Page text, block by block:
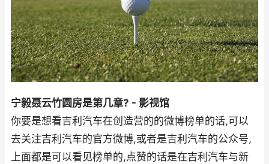
宁毅聂云竹圆房是第几章? - 影视馆
你要是想看吉利汽车在创造营的的微博榜单的话,可以
去关注吉利汽车的官方微博,或者是吉利汽车的公众号,
上面都是可以看见榜单的,点赞的话是在吉利汽车与新